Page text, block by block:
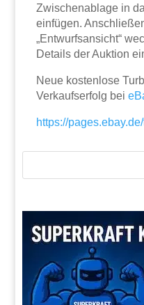
Zwischenablage in
einfügen.
„Entwurfsansicht“
Details der Auktion
Neue kostenlose
Verkaufserfolg bei
https://